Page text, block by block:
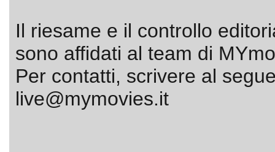
Il riesame e il controllo
sono affidati al team di
Per contatti, scrivere al
live@mymovies.it